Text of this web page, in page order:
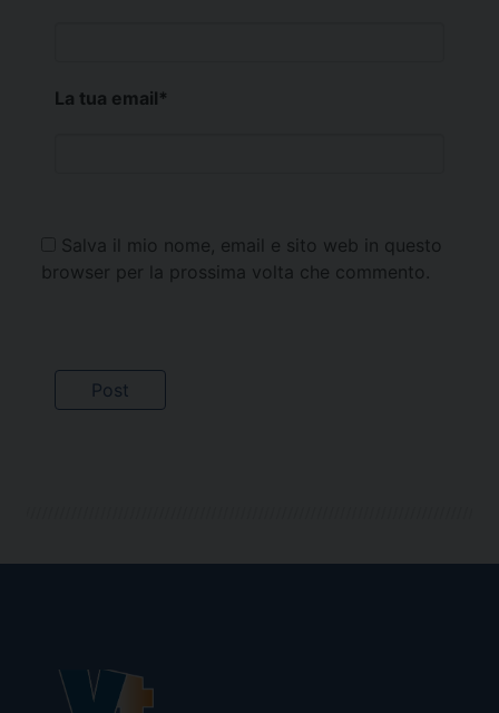
La tua email*
Salva il mio nome, email e sito web in questo
browser per la prossima volta che commento.